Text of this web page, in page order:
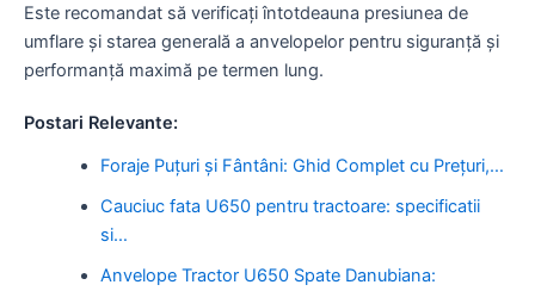
Este recomandat să verificați întotdeauna presiunea de
umflare și starea generală a anvelopelor pentru siguranță și
performanță maximă pe termen lung.
Postari Relevante:
Foraje Puțuri și Fântâni: Ghid Complet cu Prețuri,…
Cauciuc fata U650 pentru tractoare: specificatii
si…
Anvelope Tractor U650 Spate Danubiana: